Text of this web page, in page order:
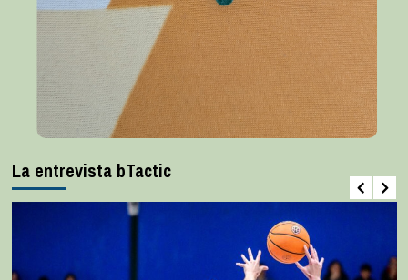
La entrevista bTactic